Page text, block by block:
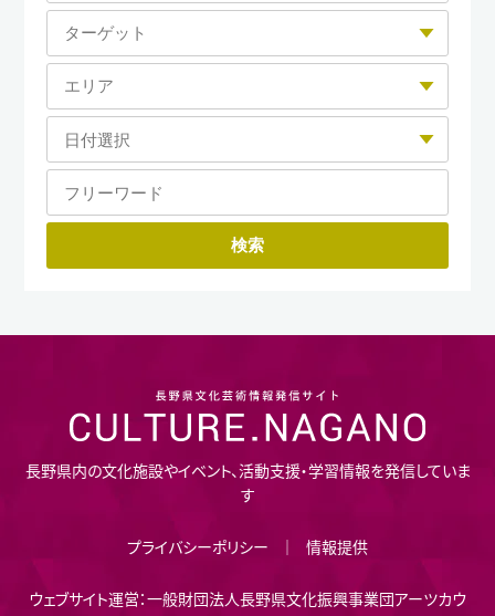
長野県内の文化施設やイベント、活動支援・学習情報を発信していま
す
プライバシーポリシー 情報提供
ウェブサイト運営：一般財団法人長野県文化振興事業団アーツカウ